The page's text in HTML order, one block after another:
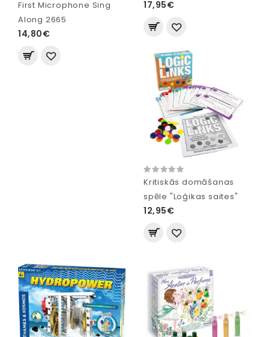
First Microphone Sing
Along 2665
14,80€
17,95€
Kritiskās domāšanas
spēle "Loģikas saites"
12,95€